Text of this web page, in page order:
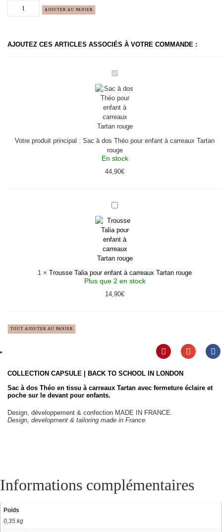
AJOUTER AU PANIER
AJOUTEZ CES ARTICLES ASSOCIÉS À VOTRE COMMANDE :
Sac
dos
Théo
pour
enfant
à
carreaux
Tartan
rouge
Votre produit principal : Sac à dos Théo pour enfant à carreaux Tartan
rouge
En stock
44,90€
Trousse
pour
enfant
à
carreaux
Tartan
rouge
1 × Trousse Talia pour enfant à carreaux Tartan rouge
Plus que 2 en stock
14,90€
TOUT AJOUTER AU PANIER
COLLECTION CAPSULE | BACK TO SCHOOL IN LONDON
Sac à dos Théo en tissu à carreaux Tartan avec fermeture éclaire et
poche sur le devant pour enfants.
Design, développement & confection MADE IN FRANCE.
Design, development & tailoring made in France.
Informations complémentaires
Poids
0,35 kg